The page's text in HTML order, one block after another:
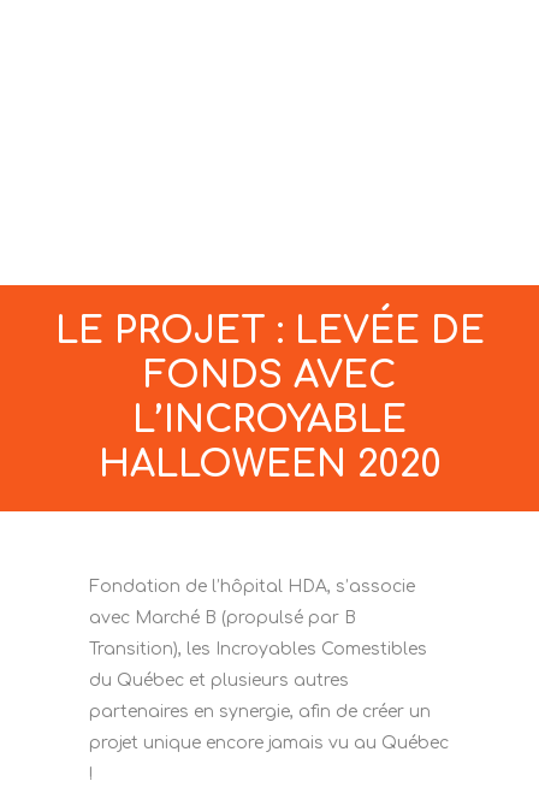
LE PROJET : LEVÉE DE
FONDS AVEC
L’INCROYABLE
HALLOWEEN 2020
Fondation de l’hôpital HDA, s’associe
avec Marché B (propulsé par B
Transition), les Incroyables Comestibles
du Québec et plusieurs autres
partenaires en synergie, afin de créer un
projet unique encore jamais vu au Québec
!